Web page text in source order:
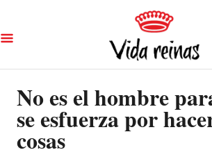
k
i
No es el hombre
se esfuerza por
cosas